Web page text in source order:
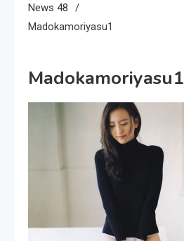
News 48
Madokamoriyasu1
Madokamoriyasu1